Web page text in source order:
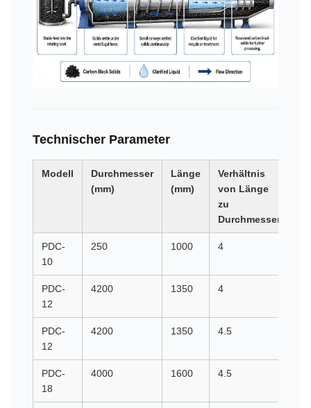
Technischer Parameter
Modell
Durchmesser
(mm)
Länge
(mm)
Verhältnis
von Länge
zu
Durchmesser
PDC-
10
250 1000 4
PDC-
12
4200 1350 4
PDC-
12
4200 1350 4.5
PDC-
18
4000 1600 4.5